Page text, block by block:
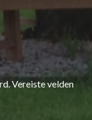
Vereiste velden